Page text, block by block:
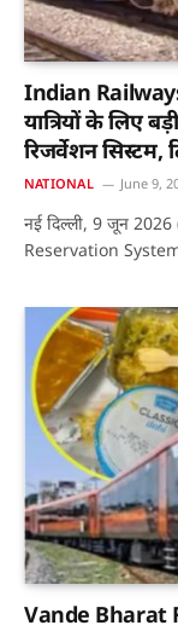
Indian
यात्रियों के लिए
रिजर्वेशन सिस्टम,
NATIONAL June 9,
नई दिल्ली, 9 जून
Reservation System
Vande Bharat